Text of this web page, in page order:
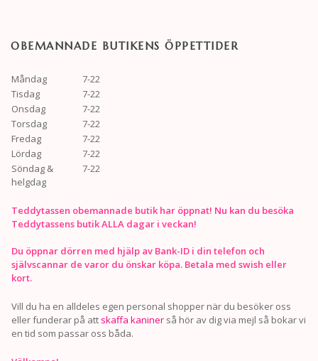
OBEMANNADE BUTIKENS ÖPPETTIDER
Måndag
7-22
Tisdag
7-22
Onsdag
7-22
Torsdag
7-22
Fredag
7-22
Lördag
7-22
Söndag &
helgdag
7-22
Teddytassen obemannade butik har öppnat! Nu kan du besöka
Teddytassens butik ALLA dagar i veckan!
Du öppnar dörren med hjälp av Bank-ID i din telefon och
självscannar de varor du önskar köpa. Betala med swish eller
kort.
Vill du ha en alldeles egen personal shopper när du besöker oss
eller funderar på att skaffa kaniner så hör av dig via mejl så bokar vi
en tid som passar oss båda.